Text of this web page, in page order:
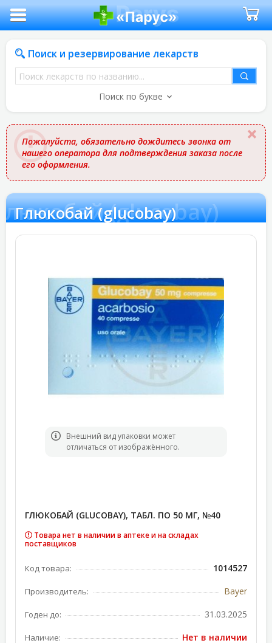
Поиск и резервирование лекарств
Поиск
лекарств
названию
Поиск по букве
Пожалуйста, обязательно дождитесь звонка от
нашего оператора для подтверждения заказа после
его оформления.
(glucobay)
Глюкобай (glucobay)
Bнешний вид упаковки может
отличаться от изображённого.
ГЛЮКОБАЙ (GLUCOBAY), ТАБЛ. ПО 50 МГ, №40
Товара нет в наличии в аптеке и на складах
поставщиков
Код товара: 1014527
Производитель: Bayer
Годен до: 31.03.2025
Наличие:
Нет в наличии